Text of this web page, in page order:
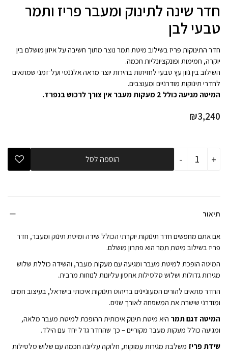
חדר שינה לתינוק ומעבר פריז ותמר
טבעי לבן
חדר התינוקות פריז בשילוב מיטת תמר נוצר מתוך חשיבה על איזון מושלם בין
יוקרה, חמימות ופונקציונליות חכמה.
השילוב בין גוון עץ טבעי לחזיתות בהירות יוצר מראה אלגנטי ועל־זמני שמתאים
לחדרי תינוקות מודרניים ומעוצבים.
המיטה מגיעה כולל 2 מעקות מעבר אין צורך לרכוש בנפרד.
₪3,240
-
כמות
חדר
+ הוספה לסל
תיאור
אם אתם מחפשים חדר תינוקות יוקרתי הכולל שידה ומיטת תינוק ומעבר, חדר
פריז בשילוב מיטת תמר הוא פתרון מושלם.
המיטה הופכת למיטת מעבר ומגיעה עם מעקות מעבר, והשידה כוללת שלוש
מגירות גדולות ושלוש סלסילות אחסון עליונות לנוחות מרבית.
החדר מתאים להורים המעוניינים בריהוט תינוקות איכותי בישראל, בעיצוב חמים
ומודרני שישרת את המשפחה לאורך שנים.
המיטה דגם תמר היא מיטת תינוק איכותית ההופכת למיטת מעבר מלאה,
ומגיעה כולל מעקות מעבר מקוריים – כך שהחדר גדל יחד עם הילד.
שידת פריז משלבת מגירות עמוקות, חלוקה עליונה חכמה עם שלוש סלסילות